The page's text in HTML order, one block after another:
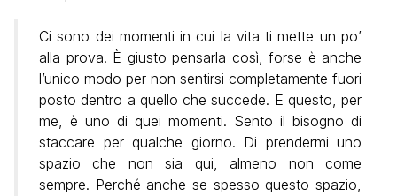
Ci sono dei momenti in cui la vita ti mette un po’
alla prova. È giusto pensarla così, forse è anche
l’unico modo per non sentirsi completamente fuori
posto dentro a quello che succede. E questo, per
me, è uno di quei momenti. Sento il bisogno di
staccare per qualche giorno. Di prendermi uno
spazio che non sia qui, almeno non come
sempre. Perché anche se spesso questo spazio,